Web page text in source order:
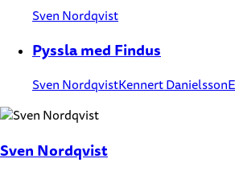
Sven Nordqvist
Pyssla med Findus
Sven NordqvistKennert Danielsson
Sven Nordqvist